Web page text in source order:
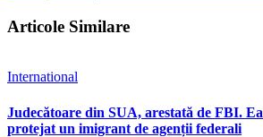
Articole Similare
International
Judecătoare din SUA, arestată de FBI. Ea
protejat un imigrant de agenții federali